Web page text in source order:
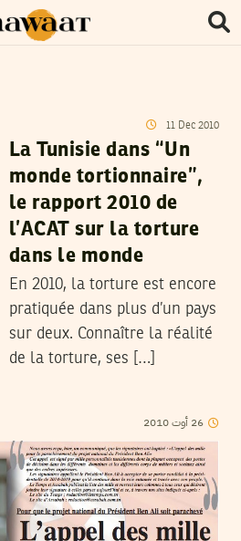
11 Dec 2010
La Tunisie dans “Un
monde tortionnaire”,
le rapport 2010 de
l’ACAT sur la torture
dans le monde
En 2010, la torture est encore
pratiquée dans plus d’un pays
sur deux. Connaître la réalité
de la torture, ses […]
26 أوت2010